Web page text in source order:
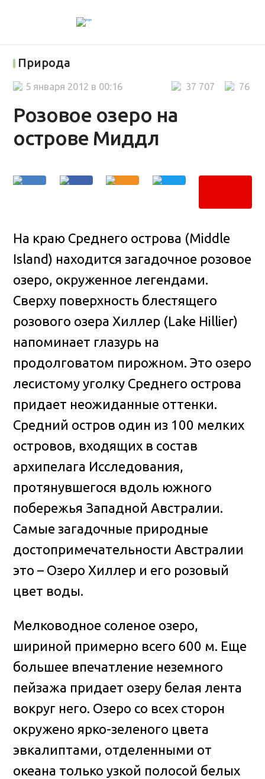
Природа
Розовое озеро на
острове Миддл
76
37 707
5 января 2012 в 00:16
На краю Среднего острова (Middle
Island) находится загадочное розовое
озеро, окруженное легендами.
Сверху поверхность блестящего
розового озера Хиллер (Lake Hillier)
напоминает глазурь на
продолговатом пирожном. Это озеро
лесистому уголку Среднего острова
придает неожиданные оттенки.
Средний остров один из 100 мелких
островов, входящих в состав
архипелага Исследования,
протянувшегося вдоль южного
побережья Западной Австралии.
Самые загадочные природные
достопримечательности Австралии
это – Озеро Хиллер и его розовый
цвет воды.
Мелководное соленое озеро,
шириной примерно всего 600 м. Еще
большее впечатление неземного
пейзажа придает озеру белая лента
вокруг него. Озеро со всех сторон
окружено ярко-зеленого цвета
эвкалиптами, отделенными от
океана только узкой полосой белых